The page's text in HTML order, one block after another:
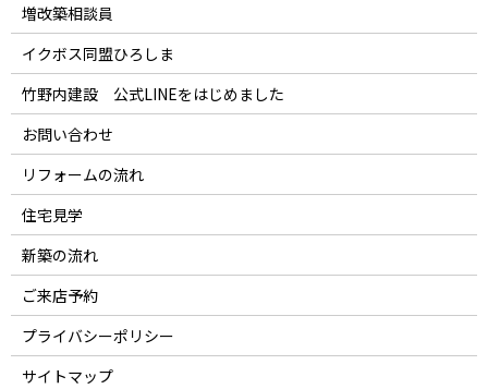
増改築相談員
イクボス同盟ひろしま
竹野内建設 公式LINEをはじめました
お問い合わせ
リフォームの流れ
住宅見学
新築の流れ
ご来店予約
プライバシーポリシー
サイトマップ